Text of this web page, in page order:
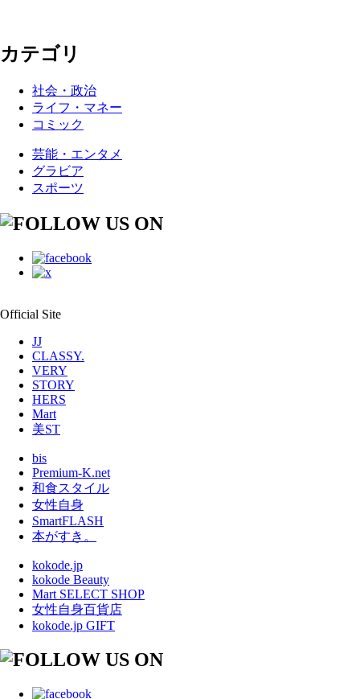
カテゴリ
社会・政治
ライフ・マネー
コミック
芸能・エンタメ
グラビア
スポーツ
Official Site
JJ
CLASSY.
VERY
STORY
HERS
Mart
美ST
bis
Premium-K.net
和食スタイル
女性自身
SmartFLASH
本がすき。
kokode.jp
kokode Beauty
Mart SELECT SHOP
女性自身百貨店
kokode.jp GIFT